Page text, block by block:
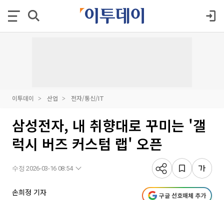
이투데이 산업 전자/통신/IT
삼성전자, 내 취향대로 꾸미는 '갤
럭시 버즈 커스텀 랩' 오픈
수정 2026-03-16 08:54
손희정 기자 구글 선호매체 추가